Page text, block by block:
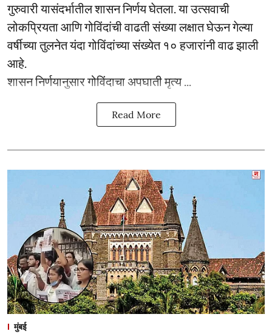
गुरुवारी यासंदर्भातील शासन निर्णय घेतला. या उत्सवाची
लोकप्रियता आणि गोविंदांची वाढती संख्या लक्षात घेऊन गेल्या
वर्षीच्या तुलनेत यंदा गोविंदांच्या संख्येत १० हजारांनी वाढ झाली
आहे.
शासन निर्णयानुसार गोविंदाचा अपघाती मृत्य ...
Read More
मुंबई